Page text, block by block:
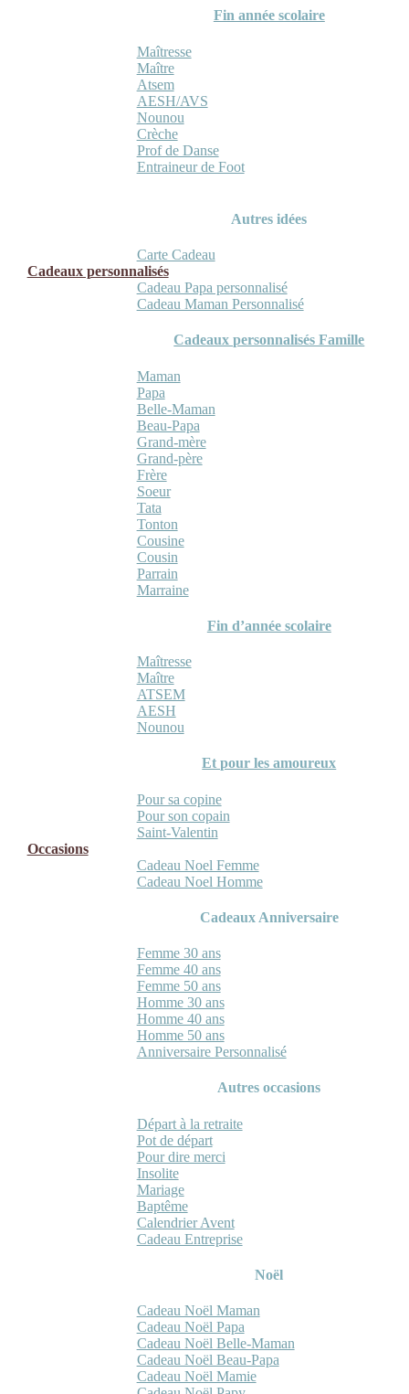
Fin année scolaire
Maîtresse
Maître
Atsem
AESH/AVS
Nounou
Crèche
Prof de Danse
Entraineur de Foot
Autres idées
Carte Cadeau
Cadeaux personnalisés
Cadeau Papa personnalisé
Cadeau Maman Personnalisé
Cadeaux personnalisés Famille
Maman
Papa
Belle-Maman
Beau-Papa
Grand-mère
Grand-père
Frère
Soeur
Tata
Tonton
Cousine
Cousin
Parrain
Marraine
Fin d’année scolaire
Maîtresse
Maître
ATSEM
AESH
Nounou
Et pour les amoureux
Pour sa copine
Pour son copain
Saint-Valentin
Occasions
Cadeau Noel Femme
Cadeau Noel Homme
Cadeaux Anniversaire
Femme 30 ans
Femme 40 ans
Femme 50 ans
Homme 30 ans
Homme 40 ans
Homme 50 ans
Anniversaire Personnalisé
Autres occasions
Départ à la retraite
Pot de départ
Pour dire merci
Insolite
Mariage
Baptême
Calendrier Avent
Cadeau Entreprise
Noël
Cadeau Noël Maman
Cadeau Noël Papa
Cadeau Noël Belle-Maman
Cadeau Noël Beau-Papa
Cadeau Noël Mamie